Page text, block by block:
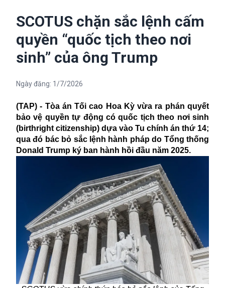
SCOTUS chặn sắc lệnh cấm
quyền “quốc tịch theo nơi
sinh” của ông Trump
Ngày đăng: 1/7/2026
(TAP) - Tòa án Tối cao Hoa Kỳ vừa ra phán quyết
bảo vệ quyền tự động có quốc tịch theo nơi sinh
(birthright citizenship) dựa vào Tu chính án thứ 14;
qua đó bác bỏ sắc lệnh hành pháp do Tổng thống
Donald Trump ký ban hành hồi đầu năm 2025.